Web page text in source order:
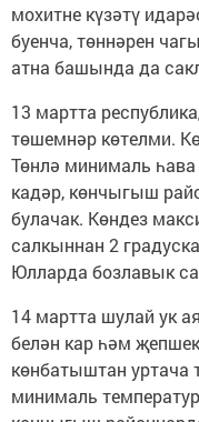
мохитне күзәтү
буенча, төннәрен
атна башында да
13 мартта
төшемнәр көтелми.
Төнлә минималь һава
кадәр, көнчыгыш
булачак. Көндез
салкыннан 2
Юлларда бозлавык
14 мартта шулай ук
белән кар һәм
көнбатыштан уртача
минималь